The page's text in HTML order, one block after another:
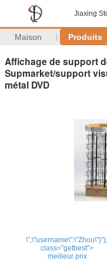
Jiaxing
Maison Produits
Affichage de support
Supmarket/support
métal DVD
class="getbest">
meilleur prix